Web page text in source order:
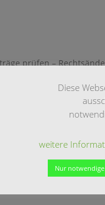
prüfen –
Arbeitsrecht,
– geändert: —
Änderung der
zu überprüfen, und
Diese
weitere
Nur